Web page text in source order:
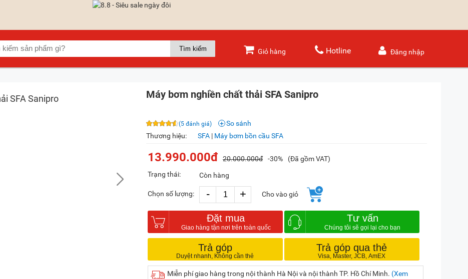
Giỏ hàng Hotline Đăng nhập
Máy bơm nghiền chất thải SFA Sanipro
(5 đánh giá)
So sánh
Thương hiệu:
SFA | Máy bơm bồn cầu SFA
13.990.000đ 20.000.000đ -30%
(Đã gồm VAT)
Trạng thái:
Còn hàng
Chọn số lượng: - + Cho vào giỏ
Đặt mua Tư vấn
Trả góp Trả góp qua thẻ
Miễn phí giao hàng trong nội thành Hà Nội và nội thành TP. Hồ Chí Minh. (Xem